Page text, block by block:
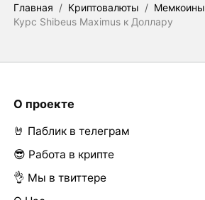
Главная / Криптовалюты / Мемкоины
Курс Shibeus Maximus к Доллару
О проекте
🤘 Паблик в телеграм
😎 Работа в крипте
👌 Мы в твиттере